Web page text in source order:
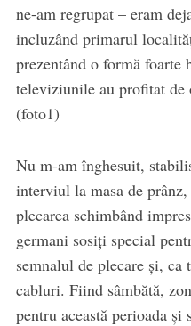
ne-am regrupat – eram
incluzând primarul
prezentând o formă foarte
televiziunile au profitat
(foto1)
Nu m-am înghesuit,
interviul la masa de
plecarea schimbând
germani sosiţi special
semnalul de plecare şi,
cabluri. Fiind sâmbătă,
pentru această perioada